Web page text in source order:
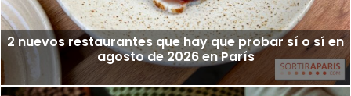
2 nuevos restaurantes que hay que probar sí o sí en
agosto de 2026 en París